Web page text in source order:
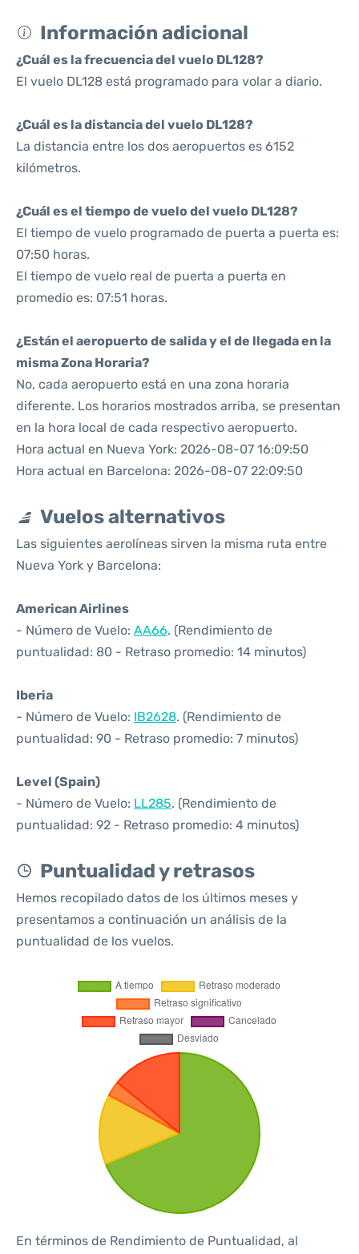
Información adicional
¿Cuál es la frecuencia del vuelo DL128?
El vuelo DL128 está programado para volar a diario.
¿Cuál es la distancia del vuelo DL128?
La distancia entre los dos aeropuertos es 6152
kilómetros.
¿Cuál es el tiempo de vuelo del vuelo DL128?
El tiempo de vuelo programado de puerta a puerta es:
07:50 horas.
El tiempo de vuelo real de puerta a puerta en
promedio es: 07:51 horas.
¿Están el aeropuerto de salida y el de llegada en la
misma Zona Horaria?
No, cada aeropuerto está en una zona horaria
diferente. Los horarios mostrados arriba, se presentan
en la hora local de cada respectivo aeropuerto.
Hora actual en Nueva York: 2026-08-07 16:09:50
Hora actual en Barcelona: 2026-08-07 22:09:50
Vuelos alternativos
Las siguientes aerolíneas sirven la misma ruta entre
Nueva York y Barcelona:
American Airlines
- Número de Vuelo: AA66. (Rendimiento de
puntualidad: 80 - Retraso promedio: 14 minutos)
Iberia
- Número de Vuelo: IB2628. (Rendimiento de
puntualidad: 90 - Retraso promedio: 7 minutos)
Level (Spain)
- Número de Vuelo: LL285. (Rendimiento de
puntualidad: 92 - Retraso promedio: 4 minutos)
Puntualidad y retrasos
Hemos recopilado datos de los últimos meses y
presentamos a continuación un análisis de la
puntualidad de los vuelos.
En términos de Rendimiento de Puntualidad, al